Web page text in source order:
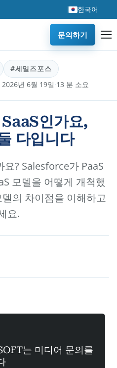
한국어
문의하기
#세일즈포스
2026년 6월 19일·13 분 소요
인가요,
다입니다
? Salesforce가 PaaS
모델을 어떻게 개척했
의 차이점을 이해하고
요.
는 미디어 문의를